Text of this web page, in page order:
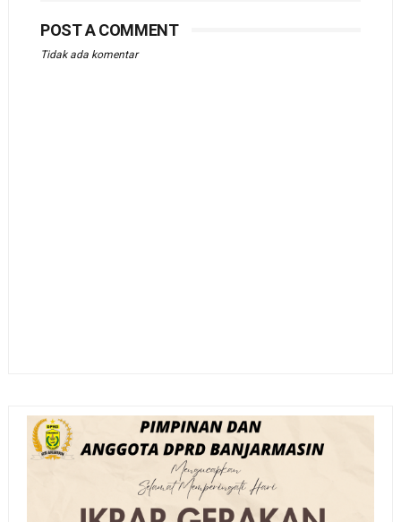
POST A COMMENT
Tidak ada komentar